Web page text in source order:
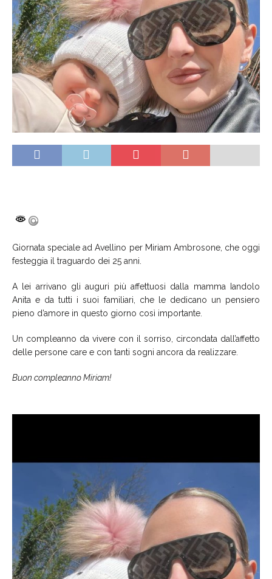
Giornata speciale ad Avellino per Miriam Ambrosone, che oggi
festeggia il traguardo dei 25 anni.
A lei arrivano gli auguri più affettuosi dalla mamma Iandolo
Anita e da tutti i suoi familiari, che le dedicano un pensiero
pieno d’amore in questo giorno così importante.
Un compleanno da vivere con il sorriso, circondata dall’affetto
delle persone care e con tanti sogni ancora da realizzare.
Buon compleanno Miriam!